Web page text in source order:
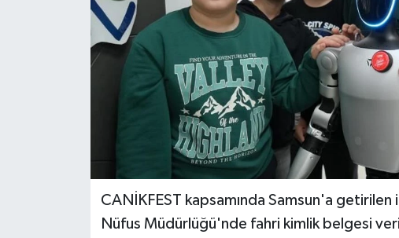
CANİKFEST kapsamında Samsun'a
Nüfus Müdürlüğü'nde fahri kimlik belgesi